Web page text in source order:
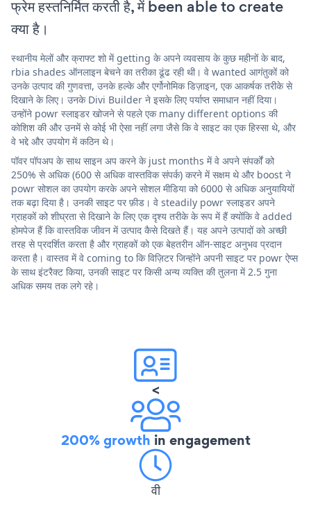
फ्रेम हस्तनिर्मित करती है, में been able to create
क्या है।
स्थानीय मेलों और क्राफ्ट शो में getting के अपने व्यवसाय के कुछ महीनों के बाद,
rbia shades ऑनलाइन बेचने का तरीका ढूंढ रही थी। वे wanted आगंतुकों को
उनके उत्पाद की गुणवत्ता, उनके हल्के और एर्गोनोमिक डिज़ाइन, एक आकर्षक तरीके से
दिखाने के लिए। उनके Divi Builder ने इसके लिए पर्याप्त समाधान नहीं दिया।
उन्होंने powr स्लाइडर खोजने से पहले एक many different options की
कोशिश की और उनमें से कोई भी ऐसा नहीं लगा जैसे कि वे साइट का एक हिस्सा थे, और
वे भद्दे और उपयोग में कठिन थे।
पॉवर पॉपअप के साथ साइन अप करने के just months में वे अपने संपर्कों को
250% से अधिक (600 से अधिक वास्तविक संपर्क) करने में सक्षम थे और boost ने
powr सोशल का उपयोग करके अपने सोशल मीडिया को 6000 से अधिक अनुयायियों
तक बढ़ा दिया है। उनकी साइट पर फ़ीड। वे steadily powr स्लाइडर अपने
ग्राहकों को शीघ्रता से दिखाने के लिए एक दृश्य तरीके के रूप में हैं क्योंकि वे added
होमपेज हैं कि वास्तविक जीवन में उत्पाद कैसे दिखते हैं। यह अपने उत्पादों को अच्छी
तरह से प्रदर्शित करता है और ग्राहकों को एक बेहतरीन ऑन-साइट अनुभव प्रदान
करता है। वास्तव में वे coming to कि विज़िटर जिन्होंने अपनी साइट पर powr ऐप्स
के साथ इंटरैक्ट किया, उनकी साइट पर किसी अन्य व्यक्ति की तुलना में 2.5 गुना
अधिक समय तक लगे रहे।
<
200% growth in engagement
वी